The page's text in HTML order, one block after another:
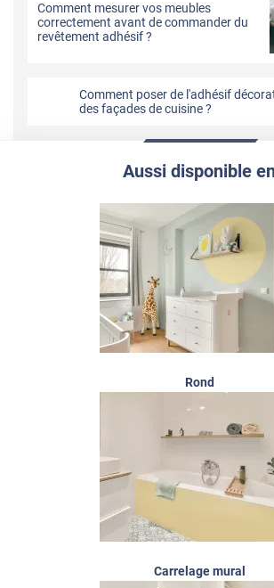
Comment mesurer vos meubles
correctement avant de commander du
revêtement adhésif ?
Comment poser de l'adhésif
des façades de cuisine ?
Aussi disponible
Rond
Carrelage mural